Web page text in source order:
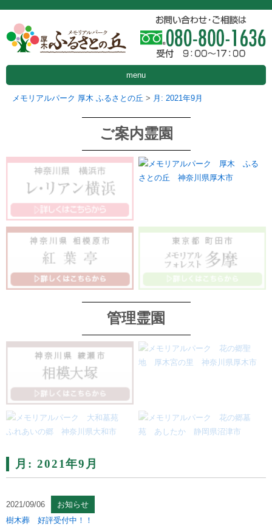
menu
メモリアルパーク 厚木 ふるさとの丘 > 月: 2021年9月
ご案内霊園
管理霊園
月: 2021年9月
2021/09/06
お知らせ
樹木葬 好評受付中！！